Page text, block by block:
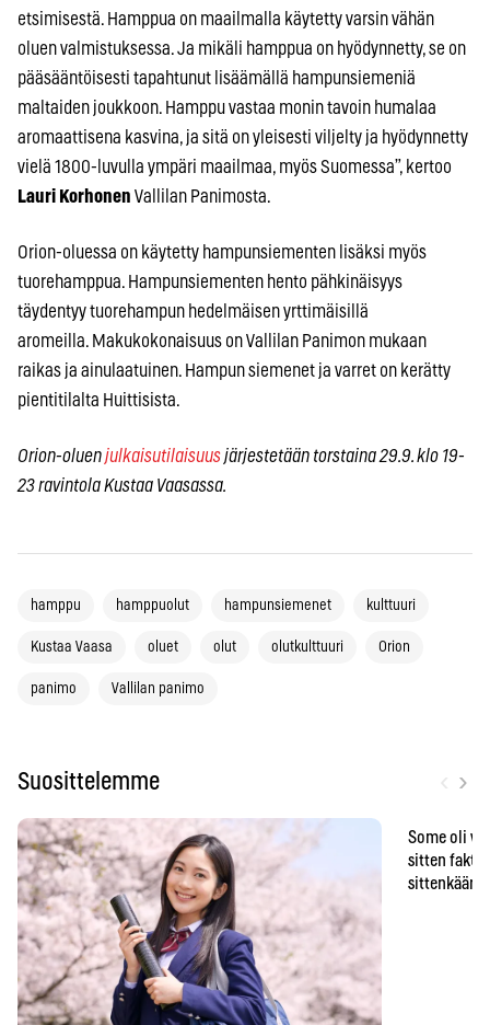
etsimisestä. Hamppua on maailmalla käytetty varsin vähän
oluen valmistuksessa. Ja mikäli hamppua on hyödynnetty, se on
pääsääntöisesti tapahtunut lisäämällä hampunsiemeniä
maltaiden joukkoon. Hamppu vastaa monin tavoin humalaa
aromaattisena kasvina, ja sitä on yleisesti viljelty ja hyödynnetty
vielä 1800-luvulla ympäri maailmaa, myös Suomessa”, kertoo
Lauri Korhonen Vallilan Panimosta.
Orion-oluessa on käytetty hampunsiementen lisäksi myös
tuorehamppua. Hampunsiementen hento pähkinäisyys
täydentyy tuorehampun hedelmäisen yrttimäisillä
aromeilla. Makukokonaisuus on Vallilan Panimon mukaan
raikas ja ainulaatuinen. Hampun siemenet ja varret on kerätty
pientitilalta Huittisista.
Orion-oluenjulkaisutilaisuusjärjestetään torstaina 29.9. klo 19-
23 ravintola Kustaa Vaasassa.
hamppu hamppuolut hampunsiemenet kulttuuri
Kustaa Vaasa oluet olut olutkulttuuri Orion
panimo Vallilan panimo
Suosittelemme ›
Some oli
sitten
sittenkään